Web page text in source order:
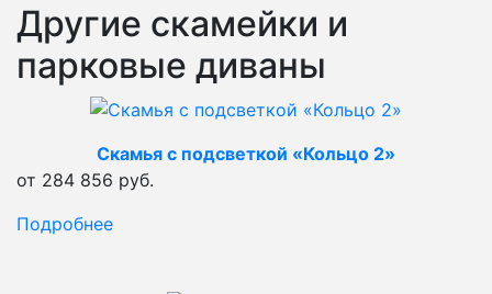
Другие скамейки и
парковые диваны
Скамья с подсветкой «Кольцо 2»
от 284 856 руб.
Подробнее